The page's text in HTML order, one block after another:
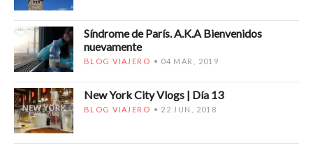
Síndrome de París. A.K.A Bienvenidos
nuevamente
BLOG VIAJERO 04 MAR, 2019
New York City Vlogs | Día 13
BLOG VIAJERO 22 JUN, 2018